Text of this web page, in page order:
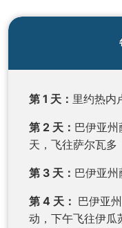
第 1 天： 里约热内
第 2 天： 巴伊亚
天，飞往萨尔瓦多
第 3 天： 巴伊亚
第 4 天： 巴伊亚
动，下午飞往伊瓜